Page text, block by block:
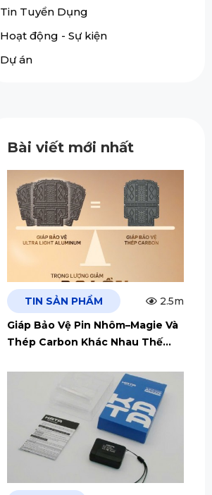
Tin Tuyển Dụng
Hoạt động - Sự kiện
Dự án
Bài viết mới nhất
TIN SẢN PHẨM
2.5m
Giáp Bảo Vệ Pin Nhôm–Magie Và
Thép Carbon Khác Nhau Thế